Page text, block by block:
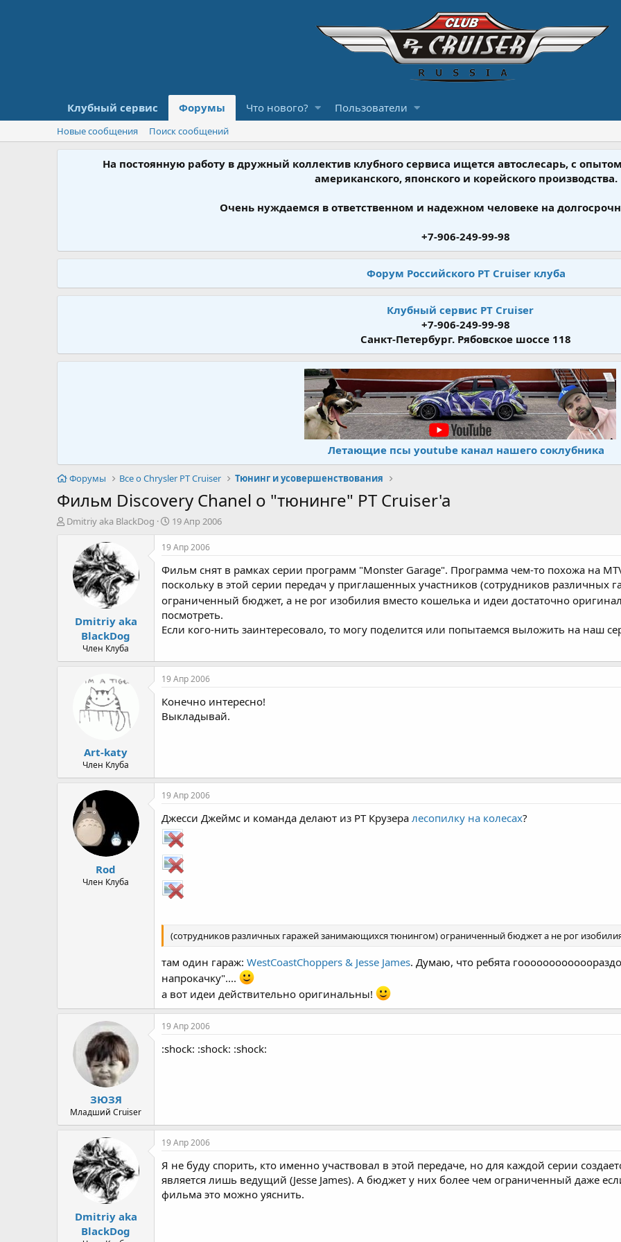
Клубный сервис Форумы Что нового? Пользователи
Новые сообщения Поиск сообщений
На постоянную работу в дружный коллектив клубного сервиса ищется автослесарь, с
американского, японского и корейского производства.
Очень нуждаемся в ответственном и надежном человеке на
+7-906-249-99-98
Форум Российского PT Cruiser клуба
Клубный сервис PT Cruiser
+7-906-249-99-98
Санкт-Петербург. Рябовское шоссе 118
Летающие псы youtube канал нашего соклубника
Форумы Все о Chrysler PT Cruiser Тюнинг и усовершенствования
Фильм Discovery Chanel о "тюнинге" PT Cruiser'a
А
Dmitriy aka BlackDog
Д
а
т
н
а
а
л
а
19 Апр 2006
Dmitriy aka
BlackDog
Член Клуба
19 Апр 2006
Фильм снят в рамках серии программ "Monster Garage". Программа чем-то похожа на
поскольку в этой серии передач у приглашенных участников (сотрудников
ограниченный бюджет, а не рог изобилия вместо кошелька и идеи достаточно
посмотреть.
Если кого-нить заинтересовало, то могу поделится или попытаемся выложить на наш
Art-katy
Член Клуба
19 Апр 2006
Конечно интересно!
Выкладывай.
Rod
Член Клуба
19 Апр 2006
Джесси Джеймс и команда делают из РТ Крузера лесопилку на колесах?
(сотрудников различных гаражей занимающихся тюнингом) ограниченный бюджет а не рог
там один гараж: WestCoastChoppers & Jesse James. Думаю, что ребята
напрокачку"....
а вот идеи действительно оригинальны!
ЗЮЗЯ
Младший Cruiser
19 Апр 2006
:shock: :shock: :shock:
Dmitriy aka
BlackDog
19 Апр 2006
Я не буду спорить, кто именно участвовал в этой передаче, но для каждой серии
является лишь ведущий (Jesse James). А бюджет у них более чем ограниченный даже
фильма это можно уяснить.